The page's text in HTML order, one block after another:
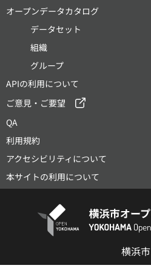
オープンデータカタログ
データセット
組織
グループ
APIの利用について
ご意見・ご要望
QA
利用規約
アクセシビリティについて
本サイトの利用について
横浜市